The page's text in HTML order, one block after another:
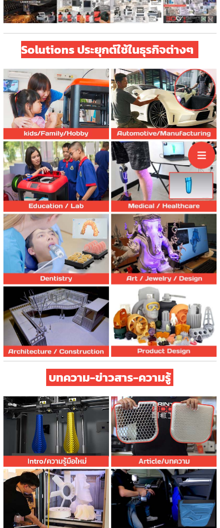
Solutions ประยุกต์ใช้ในธุรกิจต่างๆ
Automotive /
Manufacturing
Solutions
Medical /
Healthcare
Solutions
Art / Jewelry /
Design Solution
Product Design
Solutions
บทความ-ข่าวสาร-ความรู้
Article/บทความ
3D Scanner
Showcase
Knowlage/ความรู้